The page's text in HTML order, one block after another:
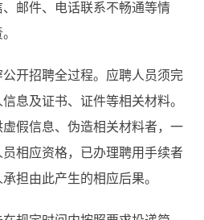
邮件、电话联系不畅通等情
公开招聘全过程。应聘人员须完
息及证书、证件等相关材料。
假信息、伪造相关材料者，一
相应资格，已办理聘用手续者
担由此产生的相应后果。